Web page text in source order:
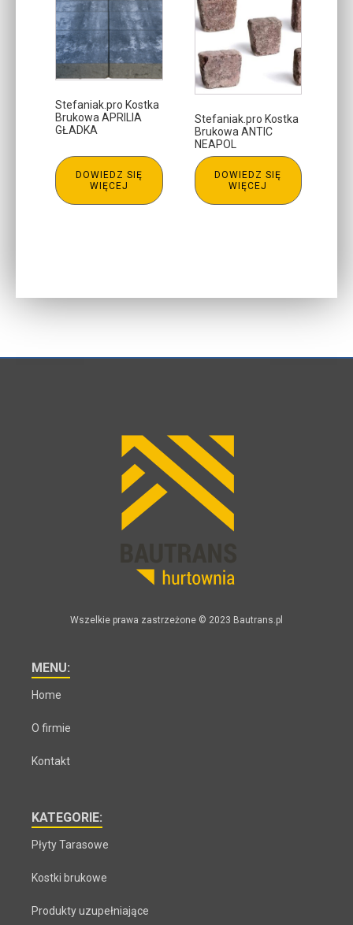
Stefaniak.pro Kostka
Brukowa APRILIA
GŁADKA
DOWIEDZ SIĘ
WIĘCEJ
Stefaniak.pro Kostka
Brukowa ANTIC
NEAPOL
DOWIEDZ SIĘ
WIĘCEJ
Wszelkie prawa zastrzeżone © 2023 Bautrans.pl
MENU:
Home
O firmie
Kontakt
KATEGORIE:
Płyty Tarasowe
Kostki brukowe
Produkty uzupełniające